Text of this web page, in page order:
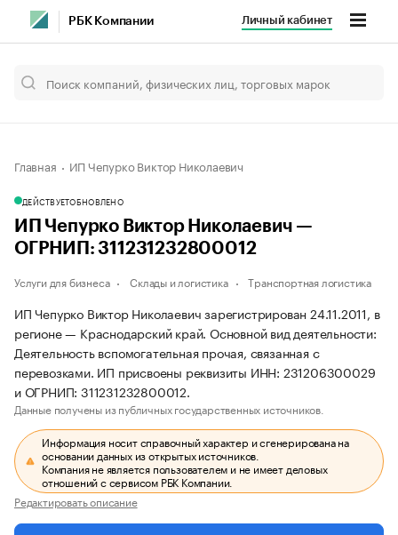
РБК Компании Личный кабинет
Главная ИП Чепурко Виктор Николаевич
ДЕЙСТВУЕТОБНОВЛЕНО
ИП Чепурко Виктор Николаевич —
ОГРНИП: 311231232800012
Услуги для бизнеса Склады и логистика Транспортная логистика
ИП Чепурко Виктор Николаевич зарегистрирован 24.11.2011, в
регионе — Краснодарский край. Основной вид деятельности:
Деятельность вспомогательная прочая, связанная с
перевозками. ИП присвоены реквизиты ИНН: 231206300029
и ОГРНИП: 311231232800012.
Данные получены из публичных государственных источников.
Информация носит справочный характер и сгенерирована на
основании данных из открытых источников.
Компания не является пользователем и не имеет деловых
отношений с сервисом РБК Компании.
Редактировать описание